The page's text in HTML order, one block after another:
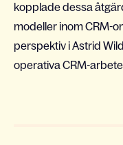
kopplade dessa
modeller inom CRM-
perspektiv i Astrid
operativa CRM-